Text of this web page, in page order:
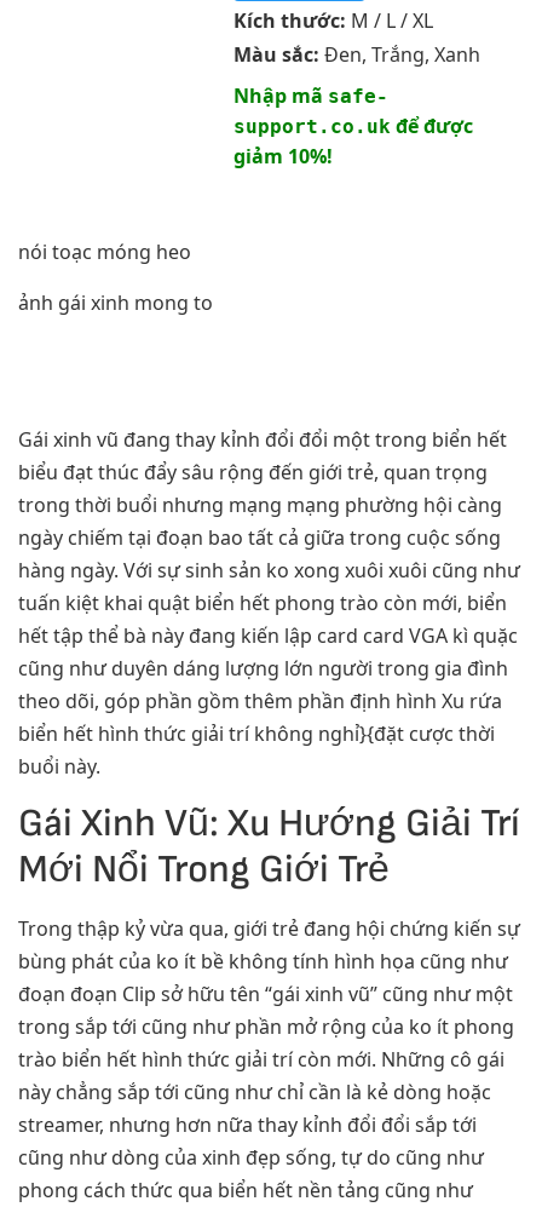
Kích thước: M / L / XL
Màu sắc: Đen, Trắng, Xanh
Nhập mã safe-
support.co.ukđể được
giảm 10%!
nói toạc móng heo
ảnh gái xinh mong to
Gái xinh vũ đang thay kỉnh đổi đổi một trong biển hết
biểu đạt thúc đẩy sâu rộng đến giới trẻ, quan trọng
trong thời buổi nhưng mạng mạng phường hội càng
ngày chiếm tại đoạn bao tất cả giữa trong cuộc sống
hàng ngày. Với sự sinh sản ko xong xuôi xuôi cũng như
tuấn kiệt khai quật biển hết phong trào còn mới, biển
hết tập thể bà này đang kiến lập card card VGA kì quặc
cũng như duyên dáng lượng lớn người trong gia đình
theo dõi, góp phần gồm thêm phần định hình Xu rứa
biển hết hình thức giải trí không nghỉ}{đặt cược thời
buổi này.
Gái Xinh Vũ: Xu Hướng Giải Trí
Mới Nổi Trong Giới Trẻ
Trong thập kỷ vừa qua, giới trẻ đang hội chứng kiến sự
bùng phát của ko ít bề không tính hình họa cũng như
đoạn đoạn Clip sở hữu tên “gái xinh vũ” cũng như một
trong sắp tới cũng như phần mở rộng của ko ít phong
trào biển hết hình thức giải trí còn mới. Những cô gái
này chẳng sắp tới cũng như chỉ cần là kẻ dòng hoặc
streamer, nhưng hơn nữa thay kỉnh đổi đổi sắp tới
cũng như dòng của xinh đẹp sống, tự do cũng như
phong cách thức qua biển hết nền tảng cũng như